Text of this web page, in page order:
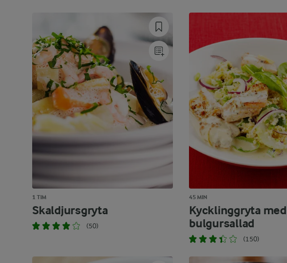
1 TIM
Skaldjursgryta
(50)
45 MIN
Kycklinggryta med
bulgursallad
(150)